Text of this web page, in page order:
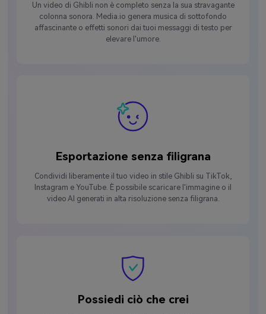
Un video di Ghibli non è completo senza la sua stravagante
colonna sonora. Media.io genera musica di sottofondo
affascinante o effetti sonori dai tuoi messaggi di testo per
elevare l'umore.
Esportazione senza filigrana
Condividi liberamente il tuo video in stile Ghibli su TikTok,
Instagram e YouTube. È possibile scaricare l'immagine o il
video AI generati in alta risoluzione senza filigrana.
Possiedi ciò che crei